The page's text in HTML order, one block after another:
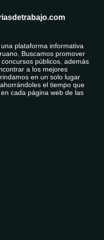
plataforma informativa
Buscamos promover
públicos, además
a los mejores
en un solo lugar
el tiempo que
cada página web de las